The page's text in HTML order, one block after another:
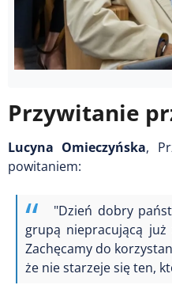
Przywitanie
Lucyna Omieczyńska,
powitaniem:
"Dzień dobry
grupą niepracującą już
Zachęcamy do
że nie starzeje się ten,